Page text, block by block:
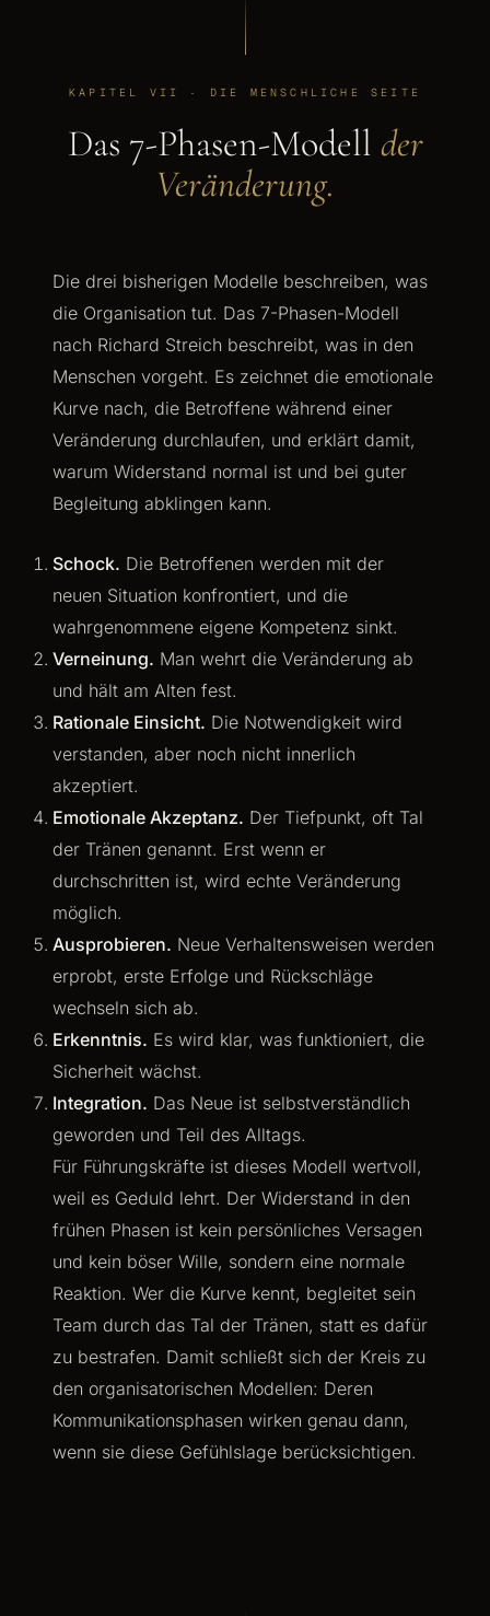
KAPITEL VII · DIE MENSCHLICHE SEITE
Das 7-Phasen-Modell der
Veränderung.
Die drei bisherigen Modelle beschreiben, was
die Organisation tut. Das 7-Phasen-Modell
nach Richard Streich beschreibt, was in den
Menschen vorgeht. Es zeichnet die emotionale
Kurve nach, die Betroffene während einer
Veränderung durchlaufen, und erklärt damit,
warum Widerstand normal ist und bei guter
Begleitung abklingen kann.
Schock. Die Betroffenen werden mit der
neuen Situation konfrontiert, und die
wahrgenommene eigene Kompetenz sinkt.
Verneinung. Man wehrt die Veränderung ab
und hält am Alten fest.
Rationale Einsicht. Die Notwendigkeit wird
verstanden, aber noch nicht innerlich
akzeptiert.
Emotionale Akzeptanz. Der Tiefpunkt, oft Tal
der Tränen genannt. Erst wenn er
durchschritten ist, wird echte Veränderung
möglich.
Ausprobieren. Neue Verhaltensweisen werden
erprobt, erste Erfolge und Rückschläge
wechseln sich ab.
Erkenntnis. Es wird klar, was funktioniert, die
Sicherheit wächst.
Integration. Das Neue ist selbstverständlich
geworden und Teil des Alltags.
Für Führungskräfte ist dieses Modell wertvoll,
weil es Geduld lehrt. Der Widerstand in den
frühen Phasen ist kein persönliches Versagen
und kein böser Wille, sondern eine normale
Reaktion. Wer die Kurve kennt, begleitet sein
Team durch das Tal der Tränen, statt es dafür
zu bestrafen. Damit schließt sich der Kreis zu
den organisatorischen Modellen: Deren
Kommunikationsphasen wirken genau dann,
wenn sie diese Gefühlslage berücksichtigen.